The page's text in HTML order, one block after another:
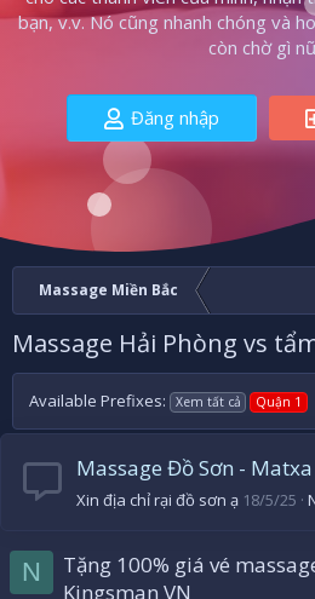
bạn, v.v. Nó cũng nhanh chóng và
còn chờ gì
Đăng nhập
Massage Miền Bắc
Massage Hải Phòng vs
Available Prefixes: Xem tất cả Quận 1
Massage Đồ Sơn -
Xin địa chỉ rại đồ sơn ạ 18/5/25
N
Tặng 100% giá vé
Kingsman VN